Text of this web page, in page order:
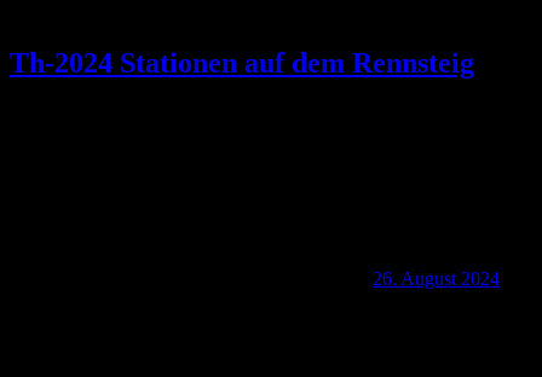
Th-2024 Stationen auf dem Rennsteig
26. August 2024